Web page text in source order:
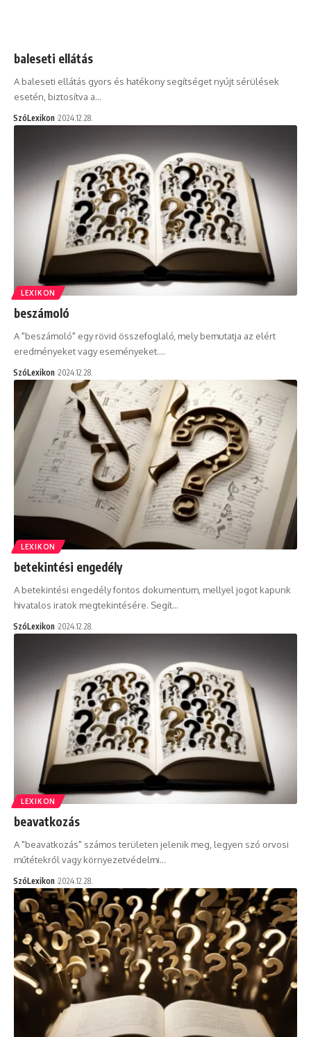
baleseti ellátás
A baleseti ellátás gyors és hatékony segítséget nyújt sérülések
esetén, biztosítva a…
SzóLexikon 2024.12.28.
LEXIKON
beszámoló
A "beszámoló" egy rövid összefoglaló, mely bemutatja az elért
eredményeket vagy eseményeket.…
SzóLexikon 2024.12.28.
LEXIKON
betekintési engedély
A betekintési engedély fontos dokumentum, mellyel jogot kapunk
hivatalos iratok megtekintésére. Segít…
SzóLexikon 2024.12.28.
LEXIKON
beavatkozás
A "beavatkozás" számos területen jelenik meg, legyen szó orvosi
műtétekről vagy környezetvédelmi…
SzóLexikon 2024.12.28.